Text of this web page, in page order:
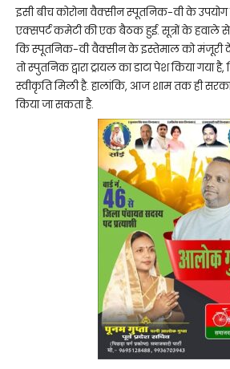
इसी बीच कोरोना वैक्सीन स्पूतनिक-वी के
एक्सपर्ट कमेटी की एक बैठक हुई. सूत्रों के हवाले
कि स्पूतनिक-वी वैक्सीन के इस्तेमाल को मंजूरी दे
तो स्पुतनिक द्वारा ट्रायल का डाटा पेश किया गया
स्वीकृति मिली है. हालांकि, आज शाम तक ही
किया जा सकता है.